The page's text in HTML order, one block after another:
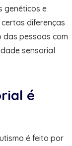
genéticos e
diferenças
pessoas com
sensorial
é
é feito por